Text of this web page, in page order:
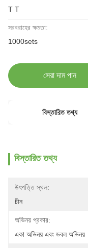
T T
সরবরাহের ক্ষমতা:
1000sets
সেরা দাম পান
বিস্তারিত তথ্য
বিস্তারিত তথ্য
উৎপত্তি স্থল:
চীন
অভিনয় প্রকার:
একা অভিনয় এবং ডবল অভিনয়